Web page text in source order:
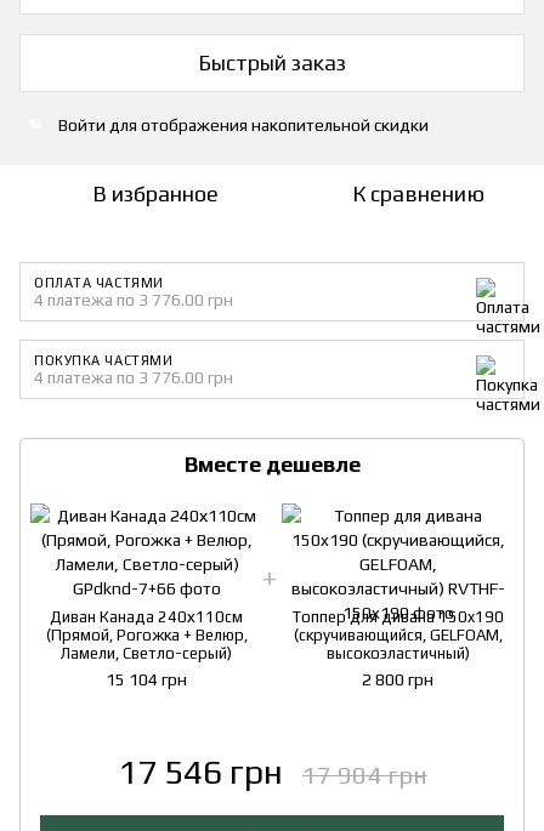
Быстрый заказ
Войти для отображения накопительной скидки
В избранное К сравнению
ОПЛАТА ЧАСТЯМИ
4 платежа по 3 776.00 грн
ПОКУПКА ЧАСТЯМИ
4 платежа по 3 776.00 грн
Вместе дешевле
Диван Канада 240х110см
(Прямой, Рогожка + Велюр,
Ламели, Светло-серый)
15 104 грн
Топпер для дивана 150x190
(скручивающийся, GELFOAM,
высокоэластичный)
2 800 грн
17 546 грн 17 904 грн